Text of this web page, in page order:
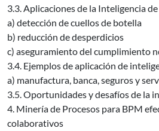
3.3. Aplicaciones de la Inteligencia
a) detección de cuellos de botella
b) reducción de desperdicios
c) aseguramiento del cumplimiento
3.4. Ejemplos de aplicación de
a) manufactura, banca, seguros y
3.5. Oportunidades y desafíos de la
4. Minería de Procesos para BPM
colaborativos